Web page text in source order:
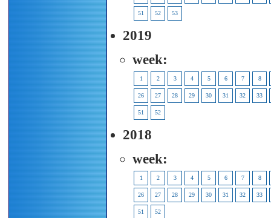
51 52 53
2019
week:
1 2 3 4 5 6 7 8
26 27 28 29 30 31 32 33
51 52
2018
week:
1 2 3 4 5 6 7 8
26 27 28 29 30 31 32 33
51 52